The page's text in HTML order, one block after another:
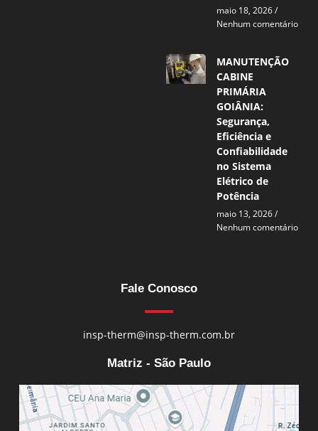
maio 18, 2026
Nenhum comentário
MANUTENÇÃO
CABINE
PRIMÁRIA
GOIÂNIA:
Segurança,
Eficiência e
Confiabilidade
no Sistema
Elétrico de
Potência
maio 13, 2026
Nenhum comentário
Fale Conosco
insp-therm@insp-therm.com.br
Matriz - São Paulo